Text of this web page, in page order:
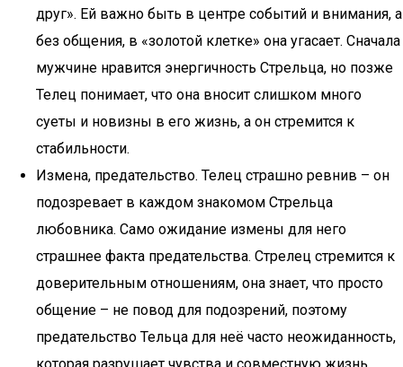
друг». Ей важно быть в центре событий и внимания, а
без общения, в «золотой клетке» она угасает. Сначала
мужчине нравится энергичность Стрельца, но позже
Телец понимает, что она вносит слишком много
суеты и новизны в его жизнь, а он стремится к
стабильности.
Измена, предательство. Телец страшно ревнив – он
подозревает в каждом знакомом Стрельца
любовника. Само ожидание измены для него
страшнее факта предательства. Стрелец стремится к
доверительным отношениям, она знает, что просто
общение – не повод для подозрений, поэтому
предательство Тельца для неё часто неожиданность,